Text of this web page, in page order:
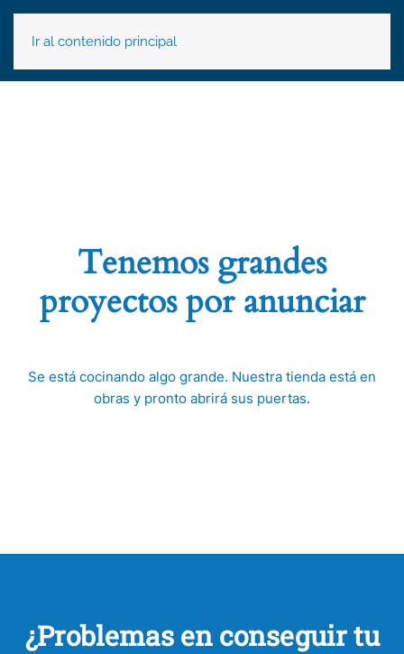
Ir al contenido principal
Tenemos grandes
proyectos por anunciar
Se está cocinando algo grande. Nuestra tienda está en
obras y pronto abrirá sus puertas.
¿Problemas en conseguir tu